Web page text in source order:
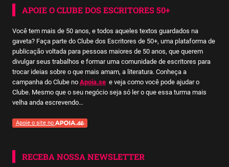
APOIE O CLUBE DOS ESCRITORES 50+
Você tem mais de 50 anos, e todos aqueles textos guardados na
gaveta? Faça parte do Clube dos Escritores de 50+, uma plataforma de
publicação voltada para pessoas maiores de 50 anos, que querem
divulgar seus trabalhos e formar uma comunidade de escritores para
trocar ideias sobre o que mais amam, a literatura. Conheça a
campanha do Clube no Apoia.se e veja como você pode ajudar o
Clube. Mesmo que o seu negócio seja só ler o que essa turma mais
velha anda escrevendo…
Apoie o site no
RECEBA NOSSA NEWSLETTER